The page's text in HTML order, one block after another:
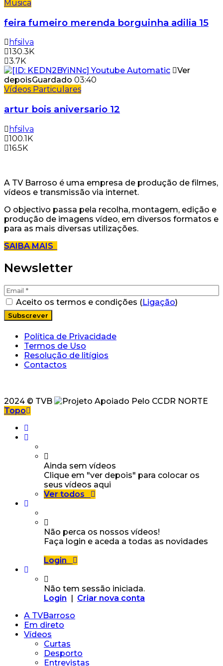
Musica
feira fumeiro merenda borguinha adilia 15
hfsilva
130.3K
3.7K
Ver
depoisGuardado 03:40
Vídeos Particulares
artur bois aniversario 12
hfsilva
100.1K
16.5K
A TV Barroso é uma empresa de produção de filmes,
vídeos e transmissão via internet.
O objectivo passa pela recolha, montagem, edição e
produção de imagens vídeo, em diversos formatos e
para as mais diversas utilizações.
SAIBA MAIS
Newsletter
Aceito os termos e condições (Ligação)
Política de Privacidade
Termos de Uso
Resolução de litígios
Contactos
2024 © TVB
Topo
Ainda sem vídeos
Clique em "ver depois" para colocar os
seus vídeos aqui
Ver todos
Não perca os nossos vídeos!
Faça login e aceda a todas as novidades
Login
Não tem sessão iniciada.
Login | Criar nova conta
A TVBarroso
Em direto
Vídeos
Curtas
Desporto
Entrevistas